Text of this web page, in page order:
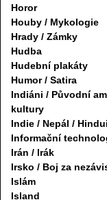
Horor
Houby / Mykologie
Hrady / Zámky
Hudba
Hudební plakáty
Humor / Satira
Indiáni / Původní
kultury
Indie / Nepál /
Informační
Irán / Irák
Irsko / Boj za
Islám
Island